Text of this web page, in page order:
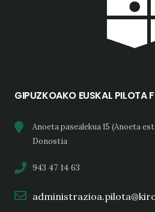
GIPUZKOAKO EUSKAL PILOTA
Anoeta pasealekua 15 (Anoeta
Donostia
943 47 14 63